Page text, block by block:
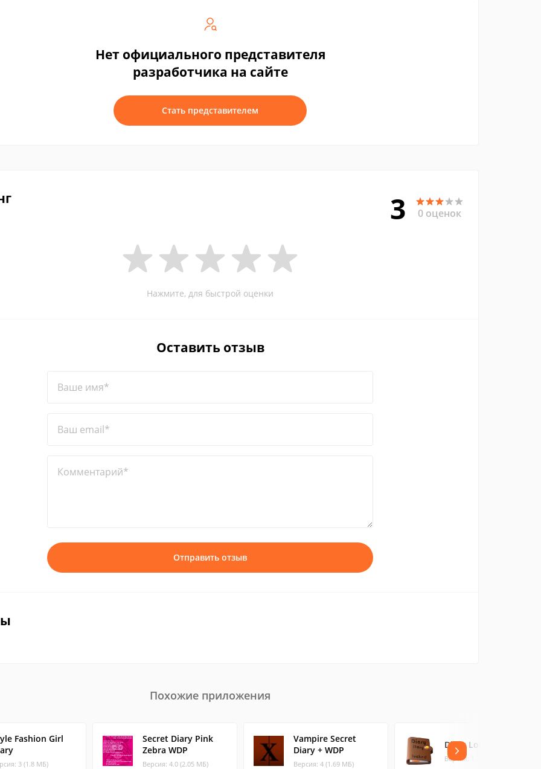
Нет официального представителя
разработчика на сайте
Стать представителем
3 0 оценок
Нажмите, для быстрой оценки
Оставить отзыв
Ваше имя*
Ваш email*
Комментарий*
Отправить отзыв
Похожие приложения
Fashion Girl
3 (1.8 МБ)
Secret Diary Pink
Zebra WDP
Версия: 4.0 (2.05 МБ)
Vampire Secret
Diary + WDP
Версия: 4 (1.69 МБ)
Diary Locked
Версия: 1.2.2 (5.64 МБ)